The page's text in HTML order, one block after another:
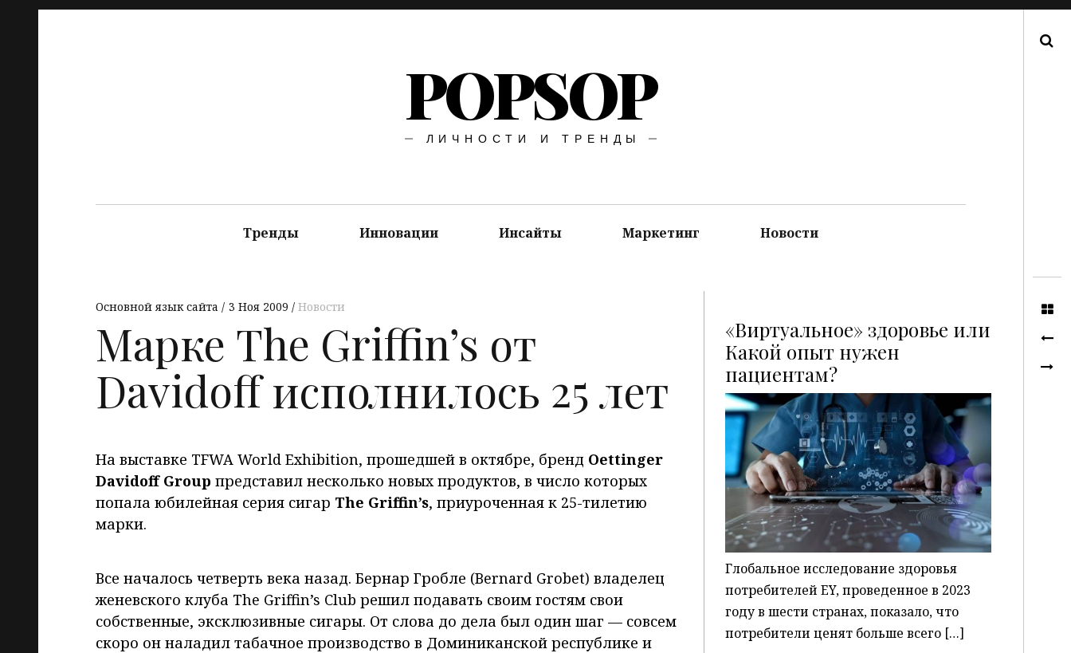
POPSOP
ЛИЧНОСТИ И ТРЕНДЫ
Тренды Инновации Инсайты Маркетинг Новости
Основной язык сайта 3 Ноя 2009 Новости
Марке The Griffin’s от
Davidoff исполнилось 25 лет
На выставке TFWA World Exhibition, прошедшей в октябре, бренд Oettinger
Davidoff Group представил несколько новых продуктов, в число которых
попала юбилейная серия сигар The Griffin’s, приуроченная к 25-тилетию
марки.
Все началось четверть века назад. Бернар Гробле (Bernard Grobet) владелец
женевского клуба The Griffin’s Club решил подавать своим гостям свои
собственные, эксклюзивные сигары. От слова до дела был один шаг — совсем
скоро он наладил табачное производство в Доминиканской республике и
«Виртуальное» здоровье или
Какой опыт нужен
пациентам?P
Глобальное исследование здоровья
потребителей EY, проведенное в 2023
году в шести странах, показало, что
потребители ценят больше всего […]